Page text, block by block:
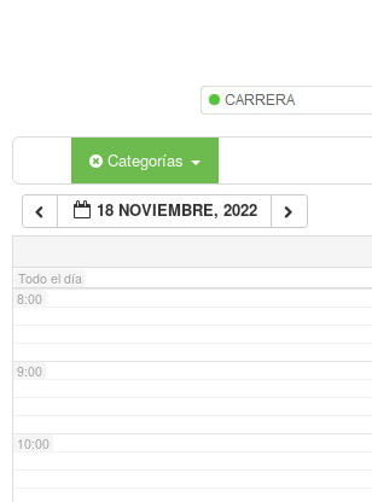
Categorías
18 NOVIEMBRE, 2022
Todo el día
7:00
8:00
9:00
10:00